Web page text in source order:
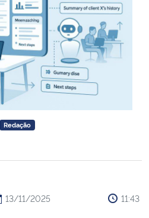
Redação
13/11/2025 11:43